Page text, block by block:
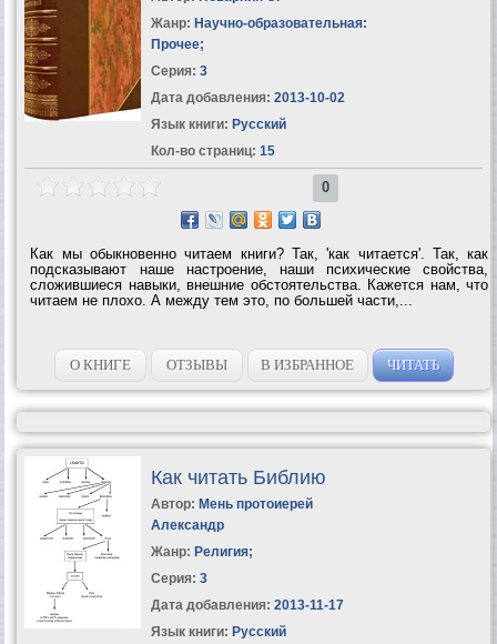
Жанр: Научно-образовательная:
Прочее;
Серия: 3
Дата добавления: 2013-10-02
Язык книги: Русский
Кол-во страниц: 15
0
Как мы обыкновенно читаем книги? Так, 'как читается'. Так, как
подсказывают наше настроение, наши психические свойства,
сложившиеся навыки, внешние обстоятельства. Кажется нам, что
читаем не плохо. А между тем это, по большей части,...
О КНИГЕ ОТЗЫВЫ В ИЗБРАННОЕ ЧИТАТЬ
Как читать Библию
Автор: Мень протоиерей
Александр
Жанр: Религия;
Серия: 3
Дата добавления: 2013-11-17
Язык книги: Русский